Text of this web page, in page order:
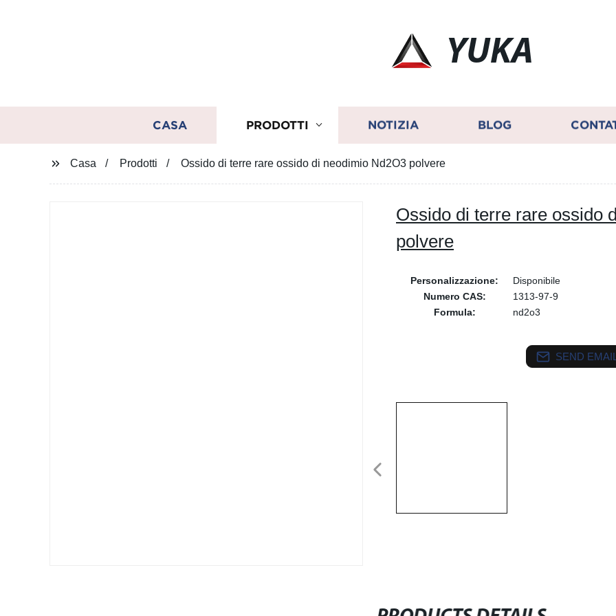
YUKA
CASA PRODOTTI NOTIZIA BLOG
Casa Prodotti Ossido di terre rare ossido di neodimio Nd2O3 polvere
Ossido di terre rare ossido
polvere
Personalizzazione:
Disponibile
Numero CAS:
1313-97-9
Formula:
nd2o3
SEND